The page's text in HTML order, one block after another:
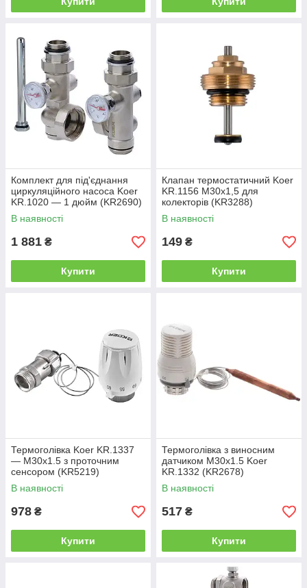
Комплект для під'єднання
циркуляційного насоса Koer
KR.1020 — 1 дюйм (KR2690)
В наявності
1 881 ₴
Купити
Клапан термостатичний Koer
KR.1156 M30x1,5 для
колекторів (KR3288)
В наявності
149 ₴
Купити
Термоголівка Koer KR.1337
— M30x1.5 з проточним
сенсором (KR5219)
В наявності
978 ₴
Купити
Термоголівка з виносним
датчиком M30x1.5 Koer
KR.1332 (KR2678)
В наявності
517 ₴
Купити